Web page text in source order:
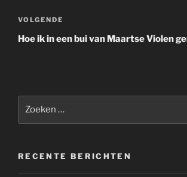
Volgend
bericht
VOLGENDE
Hoe ik in een bui van Maartse Violen
RECENTE BERICHTEN